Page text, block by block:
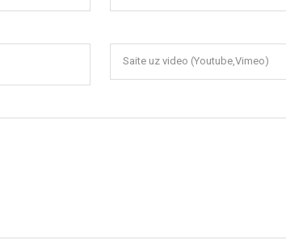
Saite uz video (Youtube,Vimeo)